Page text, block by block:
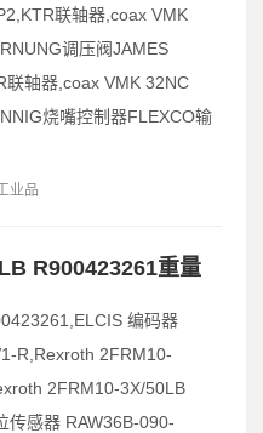
联轴器,coax VMK
调压阀JAMES
联轴器,coax VMK 32NC
烧嘴控制器FLEXCO输
业品
R900423261重量
编码器
R,Rexroth 2FRM10-
2FRM10-3X/50LB
传感器 RAW36B-090-